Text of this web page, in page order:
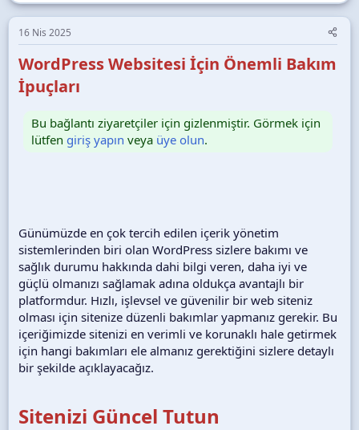
B
a
ş
l
a
n
g
ı
ç
t
a
h
i
r
l
m
16 Nis 2025
WordPress Websitesi İçin Önemli Bakım
İpuçları
Bu bağlantı ziyaretçiler için gizlenmiştir. Görmek için
lütfen giriş yapın veya üye olun.
Günümüzde en çok tercih edilen içerik yönetim
sistemlerinden biri olan WordPress sizlere bakımı ve
sağlık durumu hakkında dahi bilgi veren, daha iyi ve
güçlü olmanızı sağlamak adına oldukça avantajlı bir
platformdur. Hızlı, işlevsel ve güvenilir bir web siteniz
olması için sitenize düzenli bakımlar yapmanız gerekir. Bu
içeriğimizde sitenizi en verimli ve korunaklı hale getirmek
için hangi bakımları ele almanız gerektiğini sizlere detaylı
bir şekilde açıklayacağız.
Sitenizi Güncel Tutun